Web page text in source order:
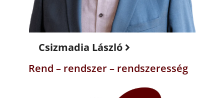
Csizmadia László
Rend – rendszer – rendszeresség